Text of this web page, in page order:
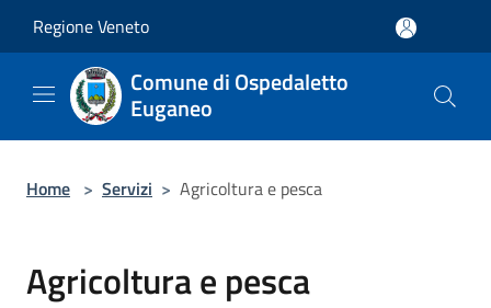
Regione Veneto
Comune di Ospedaletto
Euganeo
Home > Servizi > Agricoltura e pesca
Agricoltura e pesca